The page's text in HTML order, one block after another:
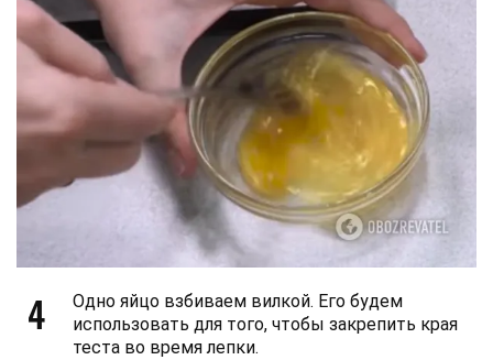
4
Одно яйцо взбиваем вилкой. Его будем
использовать для того, чтобы закрепить края
теста во время лепки.